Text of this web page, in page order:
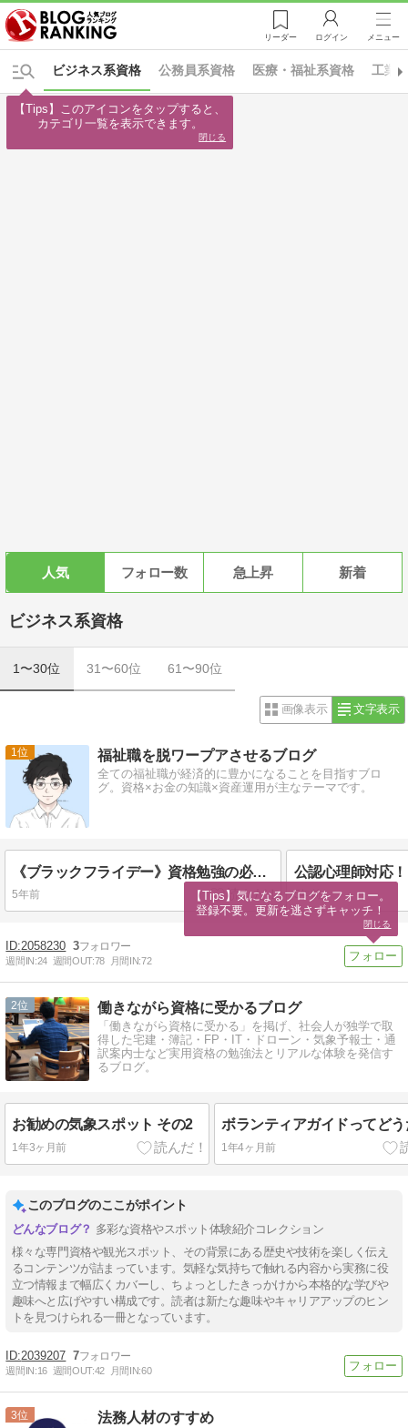
リーダー ログイン メニュー
ビジネス系資格 公務員系資格 医療・福祉系資格 工業
人気 フォロー数 急上昇 新着
ビジネス系資格
1〜30位 31〜60位 61〜90位
画像表示 文字表示
1 福祉職を脱ワープアさせるブログ
全ての福祉職が経済的に豊かになることを目指すブロ
グ。資格×お金の知識×資産運用が主なテーマです。
《ブラックフライデー》資格勉強の必需品！ 勉強の効率が飛躍するアイテム１０選
5年前 5年前
2058230 3
週間IN:24 週間OUT:78 月間IN:72
2 働きながら資格に受かるブログ
「働きながら資格に受かる」を掲げ、社会人が独学で取
得した宅建・簿記・FP・IT・ドローン・気象予報士・通
訳案内士など実用資格の勉強法とリアルな体験を発信す
るブログ。
お勧めの気象スポット その2
1年3ヶ月前
ボランティアガイドってど
1年4ヶ月前
このブログのここがポイント
多彩な資格やスポット体験紹介コレクション
様々な専門資格や観光スポット、その背景にある歴史や技術を楽しく伝え
るコンテンツが詰まっています。気軽な気持ちで触れる内容から実務に役
立つ情報まで幅広くカバーし、ちょっとしたきっかけから本格的な学びや
趣味へと広げやすい構成です。読者は新たな趣味やキャリアアップのヒン
トを見つけられる一冊となっています。
2039207 7
週間IN:16 週間OUT:42 月間IN:60
3 法務人材のすすめ
【Tips】このアイコンをタップすると、
カテゴリ一覧を表示できます。
閉じる
【Tips】気になるブログをフォロー。
登録不要。更新を逃さずキャッチ！
閉じる